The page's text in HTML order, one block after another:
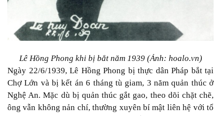
Lê Hồng Phong khi bị bắt năm 1939 (Ảnh: hoalo.vn)
Ngày 22/6/1939, Lê Hồng Phong bị thực dân Pháp bắt tại
Chợ Lớn và bị kết án 6 tháng tù giam, 3 năm quản thúc ở
Nghệ An. Mặc dù bị quản thúc gắt gao, theo dõi chặt chẽ,
ông vẫn không nản chí, thường xuyên bí mật liên hệ với tổ